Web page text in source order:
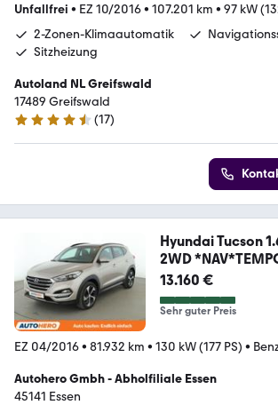
Unfallfrei • EZ 10/2016• 107.201 km • 97 kW
2-Zonen-Klimaautomatik
Sitzheizung
Autoland NL Greifswald
17489 Greifswald
4.7 Sterne
(17)
Hyundai Tucson
2WD
13.160 €
Sehr guter Preis
EZ 04/2016• 81.932 km • 130 kW (177 PS) •
Autohero Gmbh - Abholfiliale Essen
45141 Essen